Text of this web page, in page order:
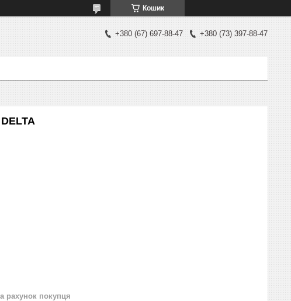
Кошик
+380 (67) 697-88-47 +380 (73) 397-88-47
рахунок покупця